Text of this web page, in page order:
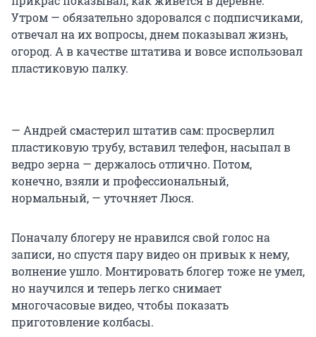
Утром — обязательно здоровался с подписчиками,
отвечал на их вопросы, днем показывал жизнь,
огород. А в качестве штатива и вовсе использовал
пластиковую палку.
— Андрей смастерил штатив сам: просверлил
пластиковую трубу, вставил телефон, насыпал в
ведро зерна — держалось отлично. Потом,
конечно, взяли и профессиональный,
нормальный, — уточняет Люся.
Поначалу блогеру не нравился свой голос на
записи, но спустя пару видео он привык к нему,
волнение ушло. Монтировать блогер тоже не умел,
но научился и теперь легко снимает
многочасовые видео, чтобы показать
приготовление колбасы.